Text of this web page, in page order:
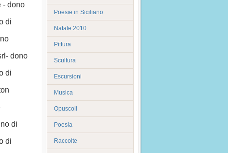
- dono
di
dono
di
di
di
Poesie in Siciliano
Natale 2010
Pittura
Scultura
Escursioni
Musica
Opuscoli
Poesia
Raccolte